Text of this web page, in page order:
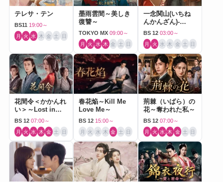
テレサ・テン
BS11 19:00～
月 火 水 木 金 土 日
墨雨雲間～美しき
復讐～
TOKYO MX 09:00～
月 火 水 木 金 土 日
一念関山(いちね
んかんざん)-
Journey to Love-
BS 12 03:00～
月 火 水 木 金 土 日
花間令＜かかんれ
い＞～Lost in
Love～
BS 12 07:00～
月 火 水 木 金 土 日
春花焔～Kill Me
Love Me～
BS 12 15:00～
月 火 水 木 金 土 日
荊棘（いばら）の
花～奪われた私～
BS 12 07:00～
月 火 水 木 金 土 日